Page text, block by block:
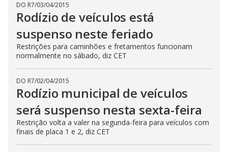
DO R7/03/04/2015
Rodízio de veículos está
suspenso neste feriado
Restrições para caminhões e fretamentos funcionam
normalmente no sábado, diz CET
DO R7/02/04/2015
Rodízio municipal de veículos
será suspenso nesta sexta-feira
Restrição volta a valer na segunda-feira para veículos com
finais de placa 1 e 2, diz CET